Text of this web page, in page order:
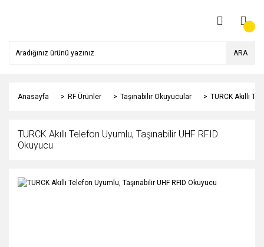
ARA
Anasayfa RF Ürünler Taşınabilir Okuyucular TURCK Akıllı
TURCK Akıllı Telefon Uyumlu, Taşınabilir UHF RFID
Okuyucu